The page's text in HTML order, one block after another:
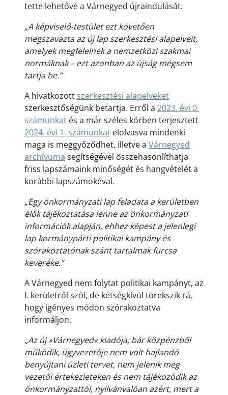
tette lehetővé a Várnegyed újraindulását.
„A képviselő-testület ezt követően
megszavazta az új lap szerkesztési alapelveit,
amelyek megfelelnek a nemzetközi szakmai
normáknak – ezt azonban az újság mégsem
tartja be.”
A hivatkozottszerkesztési alapelveket
szerkesztőségünk betartja. Erről a 2023. évi 0.
számunkat és a már széles körben terjesztett
2024. évi 1. számunkat elolvasva mindenki
maga is meggyőződhet, illetve a Várnegyed
archívuma segítségével összehasonlíthatja
friss lapszámaink minőségét és hangvételét a
korábbi lapszámokéval.
„Egy önkormányzati lap feladata a kerületben
élők tájékoztatása lenne az önkormányzati
információk alapján, ehhez képest a jelenlegi
lap kormánypárti politikai kampány és
szórakoztatónak szánt tartalmak furcsa
keveréke.”
A Várnegyed nem folytat politikai kampányt, az
I. kerületről szól, de kétségkívül törekszik rá,
hogy igényes módon szórakoztatva
informáljon.
„Az új »Várnegyed« kiadója, bár közpénzből
működik, ügyvezetője nem volt hajlandó
benyújtani üzleti tervet, nem jelenik meg
vezetői értekezleteken és nem tájékozódik az
önkormányzattól, nyilvánvalóan azért, mert a